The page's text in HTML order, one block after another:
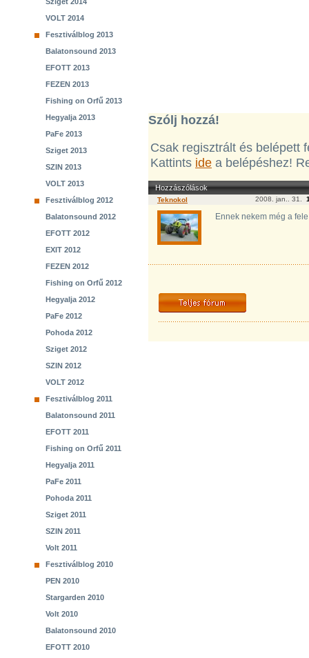
VOLT 2014
Fesztiválblog 2013
Balatonsound 2013
EFOTT 2013
FEZEN 2013
Fishing on Orfű 2013
Hegyalja 2013
PaFe 2013
Sziget 2013
SZIN 2013
VOLT 2013
Fesztiválblog 2012
Balatonsound 2012
EFOTT 2012
EXIT 2012
FEZEN 2012
Fishing on Orfű 2012
Hegyalja 2012
PaFe 2012
Pohoda 2012
Sziget 2012
SZIN 2012
VOLT 2012
Fesztiválblog 2011
Balatonsound 2011
EFOTT 2011
Fishing on Orfű 2011
Hegyalja 2011
PaFe 2011
Pohoda 2011
Sziget 2011
SZIN 2011
Volt 2011
Fesztiválblog 2010
PEN 2010
Stargarden 2010
Volt 2010
Balatonsound 2010
EFOTT 2010
Szólj hozzá!
Csak regisztrált és belépett
Kattints ide a belépéshez!
Hozzászólások
Teknokol 2008. jan.. 31.
Ennek nekem még a